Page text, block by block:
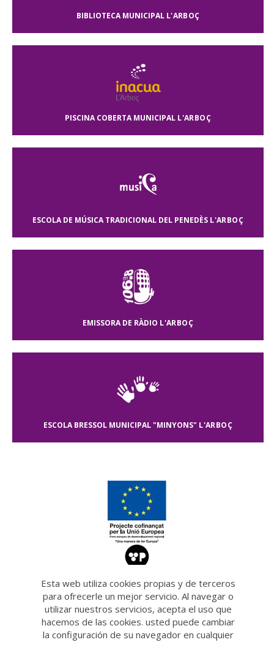
Esta web utiliza cookies propias y de terceros
para ofrecerle un mejor servicio. Al navegar o
utilizar nuestros servicios, acepta el uso que
hacemos de las cookies. usted puede cambiar
la configuración de su navegador en cualquier
BIBLIOTECA MUNICIPALL'ARBOÇ
PISCINA COBERTA MUNICIPAL L'ARBOÇ
ESCOLA DE MÚSICA TRADICIONAL DEL PENEDÈS L'ARBOÇ
EMISSORA DE RÀDIO L'ARBOÇ
ESCOLA BRESSOL MUNICIPAL "MINYONS" L'ARBOÇ